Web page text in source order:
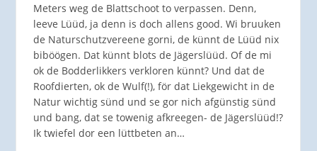
Meters weg de Blattschoot to verpassen. Denn,
leeve Lüüd, ja denn is doch allens good. Wi bruuken
de Naturschutzvereene gorni, de künnt de Lüüd nix
biböögen. Dat künnt blots de Jägerslüüd. Of de mi
ok de Bodderlikkers verkloren künnt? Und dat de
Roofdierten, ok de Wulf(!), för dat Liekgewicht in de
Natur wichtig sünd und se gor nich afgünstig sünd
und bang, dat se towenig afkreegen- de Jägerslüüd!?
Ik twiefel dor een lüttbeten an…